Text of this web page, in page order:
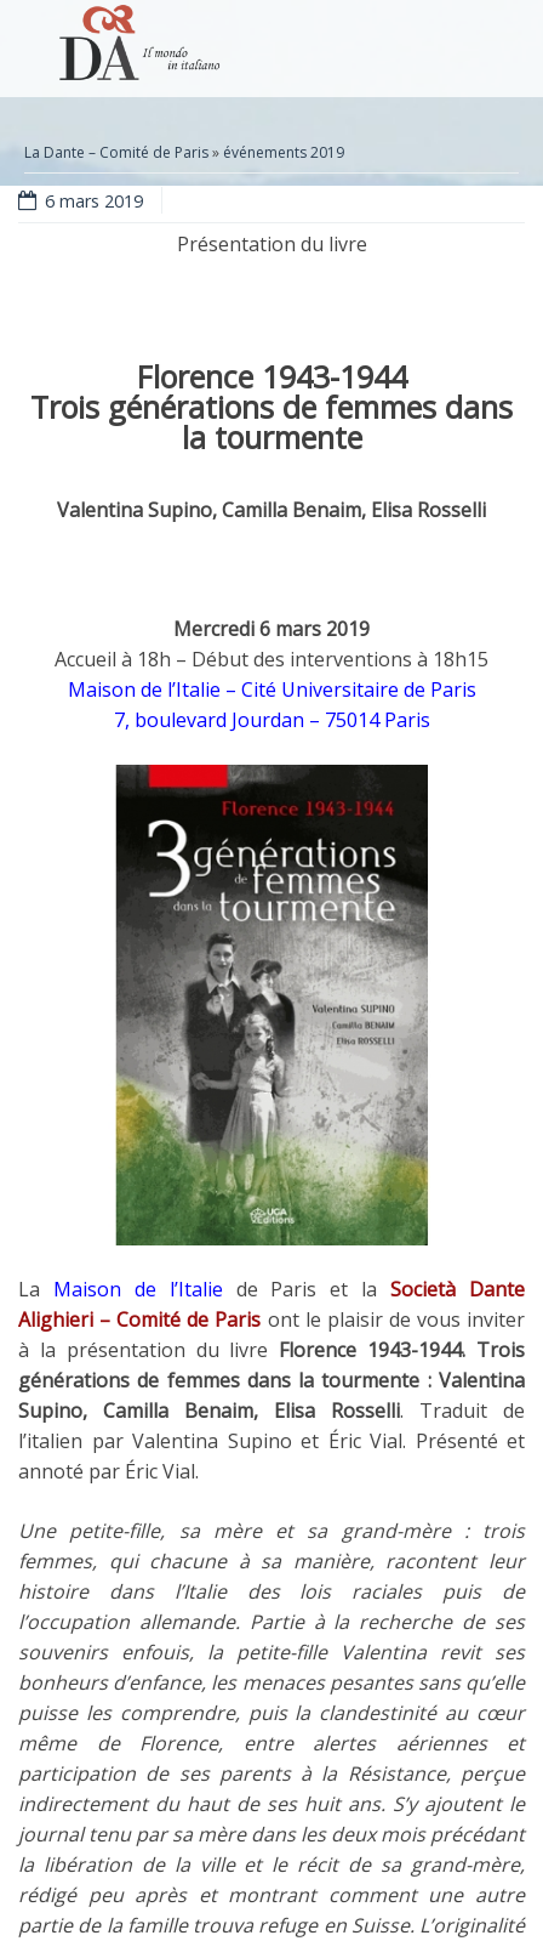
La Dante – Comité de Paris» événements 2019
6 mars 2019
Présentation du livre
Florence 1943-1944
Trois générations de femmes dans
la tourmente
Valentina Supino, Camilla Benaim, Elisa Rosselli
Mercredi 6 mars 2019
Accueil à 18h – Début des interventions à 18h15
Maison de l’Italie – Cité Universitaire de Paris
7, boulevard Jourdan – 75014 Paris
La Maison de l’Italie de Paris et laSocietà Dante
Alighieri – Comité de Paris ont le plaisir de vous inviter
à la présentation du livre Florence 1943-1944. Trois
générations de femmes dans la tourmente : Valentina
Supino, Camilla Benaim, Elisa Rosselli. Traduit de
l’italien par Valentina Supino et Éric Vial. Présenté et
annoté par Éric Vial.
Une petite-fille, sa mère et sa grand-mère : trois
femmes, qui chacune à sa manière, racontent leur
histoire dans l’Italie des lois raciales puis de
l’occupation allemande. Partie à la recherche de ses
souvenirs enfouis, la petite-fille Valentina revit ses
bonheurs d’enfance, les menaces pesantes sans qu’elle
puisse les comprendre, puis la clandestinité au cœur
même de Florence, entre alertes aériennes et
participation de ses parents à la Résistance, perçue
indirectement du haut de ses huit ans. S’y ajoutent le
journal tenu par sa mère dans les deux mois précédant
la libération de la ville et le récit de sa grand-mère,
rédigé peu après et montrant comment une autre
partie de la famille trouva refuge en Suisse. L’originalité